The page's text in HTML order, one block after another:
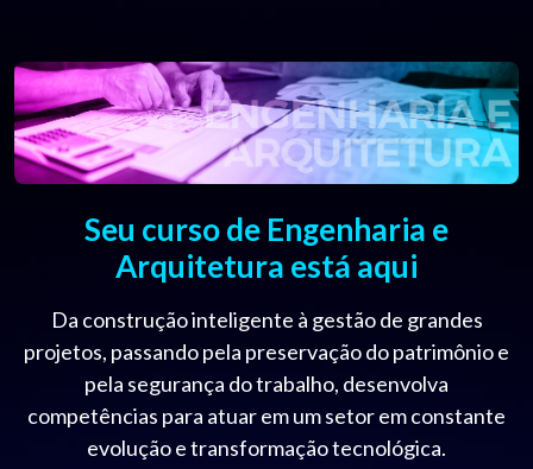
Seu curso de Engenharia e
Arquitetura está aqui
Da construção inteligente à gestão de grandes
projetos, passando pela preservação do patrimônio e
pela segurança do trabalho, desenvolva
competências para atuar em um setor em constante
evolução e transformação tecnológica.